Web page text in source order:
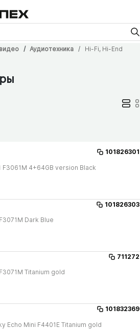
Аудиотехника
Hi-Fi, Hi-End
101826301
F3061M 4+64GB version Black
101826303
Dark Blue
711272
Titanium gold
101832369
Echo Mini F4401E Titanium gold